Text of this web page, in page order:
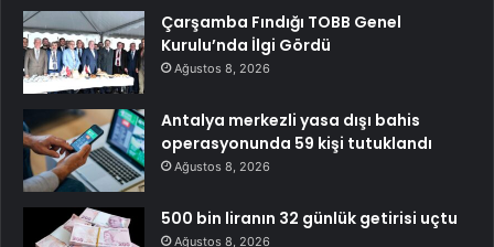
Çarşamba Fındığı TOBB Genel
Kurulu’nda İlgi Gördü
Ağustos 8, 2026
Antalya merkezli yasa dışı bahis
operasyonunda 59 kişi tutuklandı
Ağustos 8, 2026
500 bin liranın 32 günlük getirisi uçtu
Ağustos 8, 2026